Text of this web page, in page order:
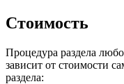
Стоимость
Процедура раздела
зависит от стоимости
раздела: